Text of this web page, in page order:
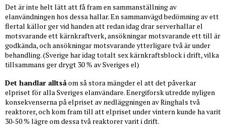
Det är inte helt lätt att få fram en sammanställning av
elanvändningen hos dessa hallar. En sammanvägd bedömning av ett
flertal källor ger vid handen att redan idag drar serverhallar el
motsvarande ett kärnkraftverk, ansökningar motsvarande ett till är
godkända, och ansökningar motsvarande ytterligare två är under
behandling. (Sverige har idag totalt sex kärnkraftsblock i drift, vilka
tillsammans ger drygt 30 % av Sveriges el)
Det handlar alltsåom så stora mängder el att det påverkar
elpriset för alla Sveriges elanvändare. Energiforsk utredde nyligen
konsekvenserna på elpriset av nedläggningen av Ringhals två
reaktorer, och kom fram till att elpriset under vintern kunde ha varit
30-50 % lägre om dessa två reaktorer varit i drift.